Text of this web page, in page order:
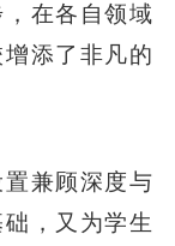
在各自领域
添了非凡的
兼顾深度与
，又为学生